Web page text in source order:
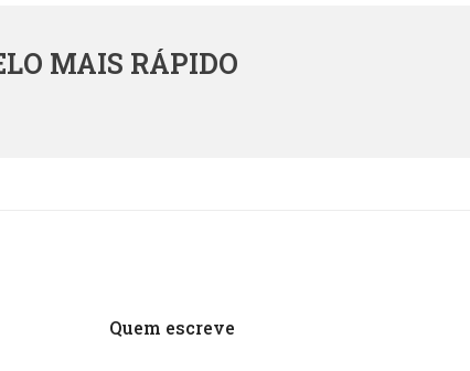
MAIS RÁPIDO
Quem escreve